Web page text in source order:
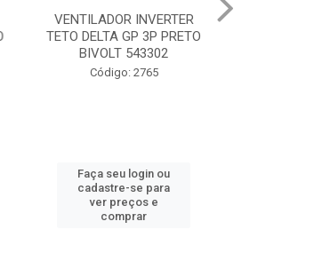
VENTILADOR INVERTER
TETO DELTA GP 3P PRETO
BIVOLT 543302
Código: 2765
Faça seu login ou
cadastre-se para
ver preços e
comprar